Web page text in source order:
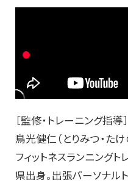
［監修・トレーニング指導］
鳥光健仁（とりみつ・たけ
フィットネスランニング
県出身。出張パーソナル